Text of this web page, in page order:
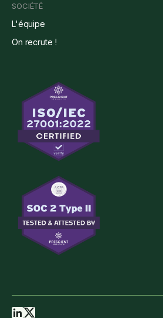
SOCIÉTÉ
L'équipe
On recrute !